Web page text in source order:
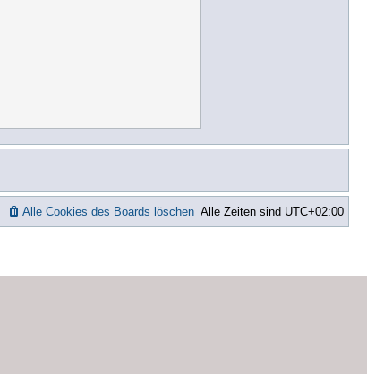
Alle Zeiten sind UTC+02:00
Alle Cookies des Boards löschen